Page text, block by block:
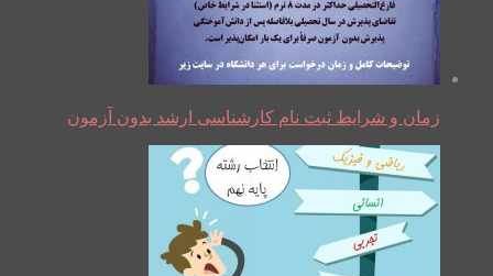
زمان و شرایط ثبت نام کارشناسی ارشد بدون آزمون